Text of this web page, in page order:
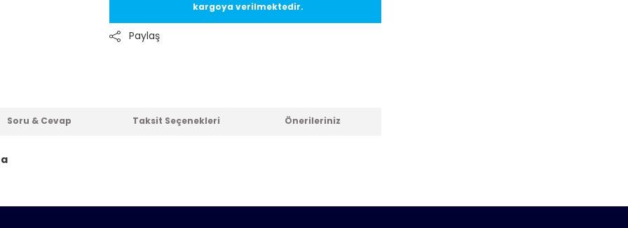
kargoya verilmektedir.
Paylaş
Soru & Cevap Taksit Seçenekleri Önerileriniz
yetersiz gördüğünüz noktaları öneri formunu kullanarak